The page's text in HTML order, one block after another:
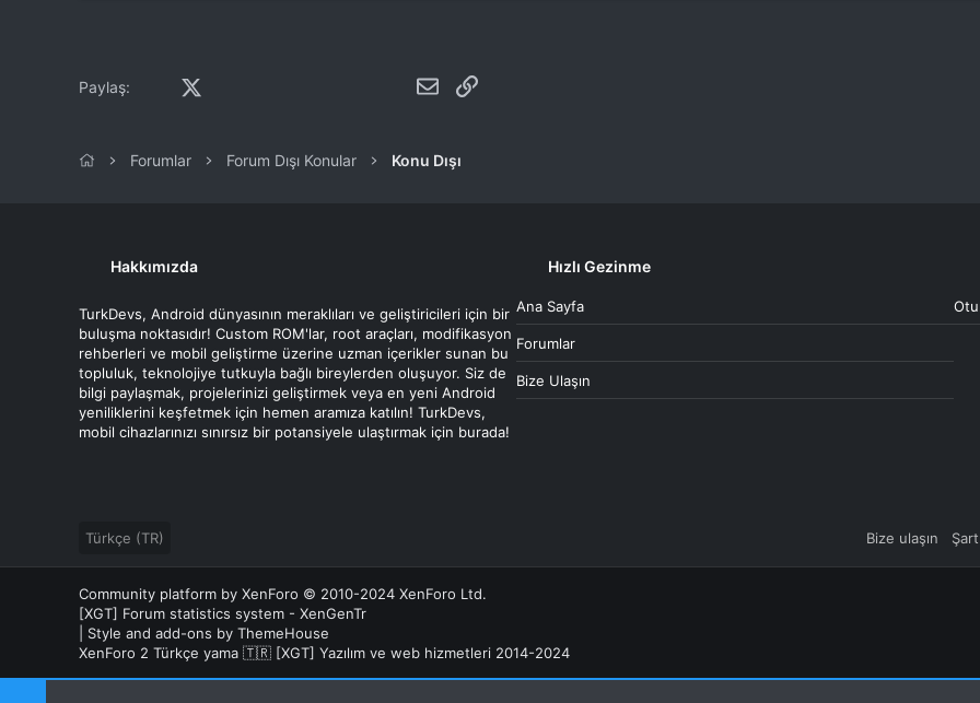
Paylaş: Facebook WhatsApp
E-postaLink
Forumlar Forum Dışı Konular Konu Dışı
Hakkımızda
TurkDevs, Android dünyasının meraklıları ve geliştiricileri için bir
buluşma noktasıdır! Custom ROM'lar, root araçları, modifikasyon
rehberleri ve mobil geliştirme üzerine uzman içerikler sunan bu
topluluk, teknolojiye tutkuyla bağlı bireylerden oluşuyor. Siz de
bilgi paylaşmak, projelerinizi geliştirmek veya en yeni Android
yeniliklerini keşfetmek için hemen aramıza katılın! TurkDevs,
mobil cihazlarınızı sınırsız bir potansiyele ulaştırmak için burada!
Hızlı Gezinme
Ana Sayfa
Forumlar
Bize Ulaşın
Türkçe (TR) Bize ulaşın
Community platform by XenForo © 2010-2024 XenForo Ltd.
[XGT] Forum statistics system - XenGenTr
Style and add-ons by ThemeHouse
XenForo 2 Türkçe yama 🇹🇷 [XGT] Yazılım ve web hizmetleri 2014-2024